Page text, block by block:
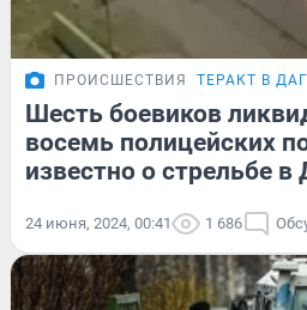
ПРОИСШЕСТВИЯ ТЕРАКТ В
Шесть боевиков
восемь полицейских
известно о стрельбе в
24 июня, 2024, 00:41 1 686